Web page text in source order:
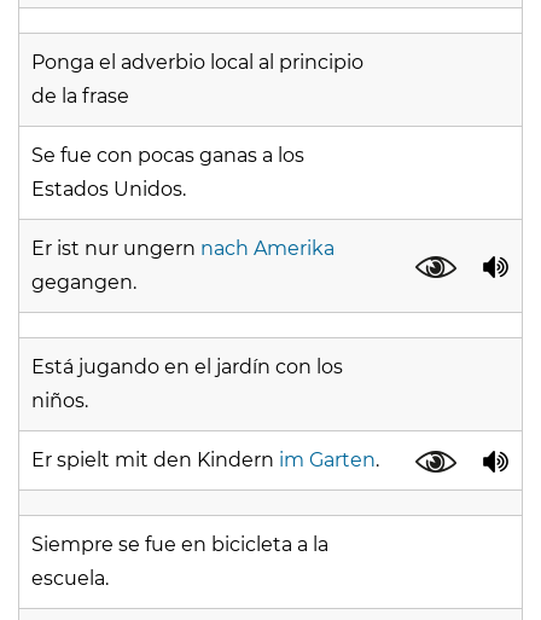
Ponga el adverbio local al principio
de la frase
Se fue con pocas ganas a los
Estados Unidos.
Er ist nur ungern nach Amerika
gegangen.
Está jugando en el jardín con los
niños.
Er spielt mit den Kindern im Garten.
Siempre se fue en bicicleta a la
escuela.